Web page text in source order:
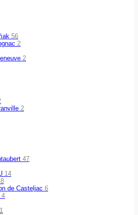
56
2
2
2
47
14
8
de Casteljac 6
4
1